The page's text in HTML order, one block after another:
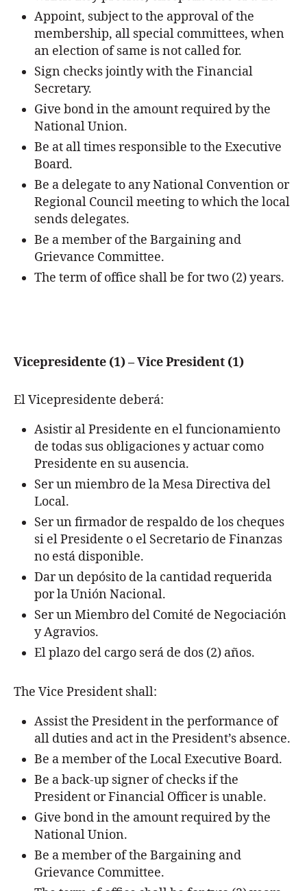
Appoint, subject to the approval of the
membership, all special committees, when
an election of same is not called for.
Sign checks jointly with the Financial
Secretary.
Give bond in the amount required by the
National Union.
Be at all times responsible to the Executive
Board.
Be a delegate to any National Convention or
Regional Council meeting to which the local
sends delegates.
Be a member of the Bargaining and
Grievance Committee.
The term of office shall be for two (2) years.
Vicepresidente (1) – Vice President (1)
El Vicepresidente deberá:
Asistir al Presidente en el funcionamiento
de todas sus obligaciones y actuar como
Presidente en su ausencia.
Ser un miembro de la Mesa Directiva del
Local.
Ser un firmador de respaldo de los cheques
si el Presidente o el Secretario de Finanzas
no está disponible.
Dar un depósito de la cantidad requerida
por la Unión Nacional.
Ser un Miembro del Comité de Negociación
y Agravios.
El plazo del cargo será de dos (2) años.
The Vice President shall:
Assist the President in the performance of
all duties and act in the President’s absence.
Be a member of the Local Executive Board.
Be a back-up signer of checks if the
President or Financial Officer is unable.
Give bond in the amount required by the
National Union.
Be a member of the Bargaining and
Grievance Committee.